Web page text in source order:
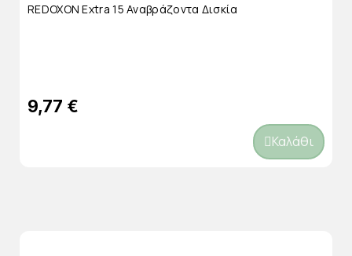
REDOXON Extra 15 Αναβράζοντα Δισκία
9,77 €
Καλάθι